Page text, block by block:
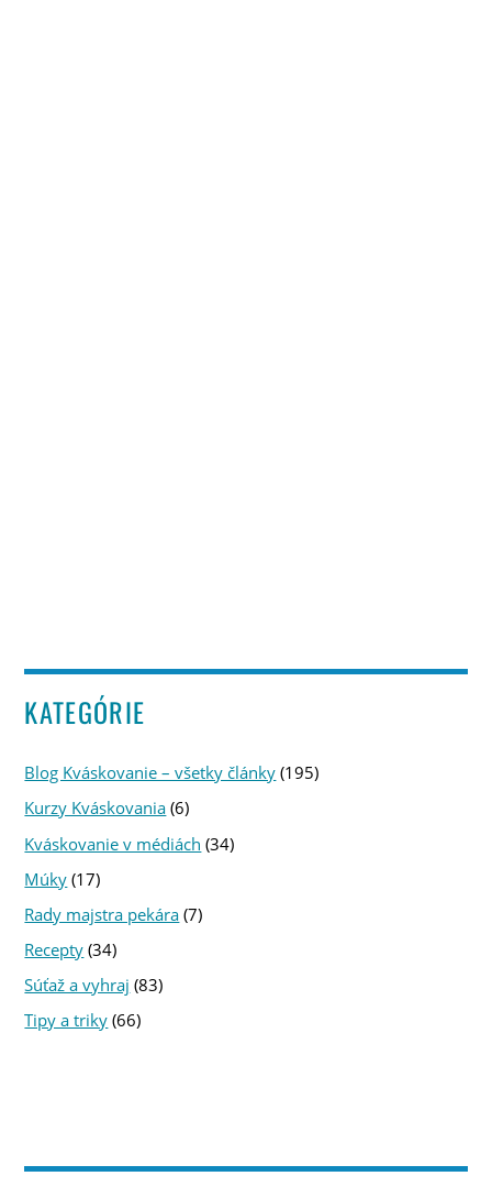
KATEGÓRIE
Blog Kváskovanie – všetky články (195)
Kurzy Kváskovania (6)
Kváskovanie v médiách (34)
Múky (17)
Rady majstra pekára (7)
Recepty (34)
Súťaž a vyhraj (83)
Tipy a triky (66)